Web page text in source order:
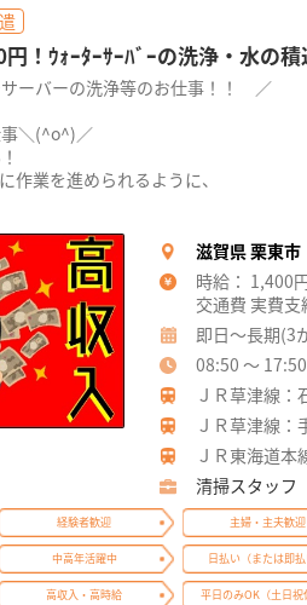
円！ｳｫｰﾀｰｻｰﾊﾞｰの洗浄・水の
ーバーの洗浄等のお仕事！！ ／
＼(^o^)／
作業を進められるように、
滋賀県 栗東市
時給： 1,400
交通費 実費支
即日～長期
08:50 ～
ＪＲ草津線
ＪＲ草津線
ＪＲ東海道
清掃スタッフ
経験者歓迎 主婦・主夫歓迎
中高年活躍中 日払い（または即払
高収入・高時給 平日のみOK（土日祝